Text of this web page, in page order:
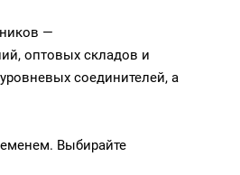
—
оптовых складов и
соединителей, а
Выбирайте